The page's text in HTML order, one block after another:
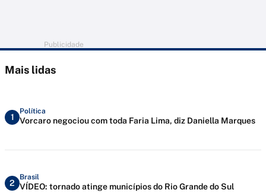
Publicidade
Mais lidas
1
Política
Vorcaro negociou com toda Faria Lima, diz Daniella Marques
2
Brasil
VÍDEO: tornado atinge municípios do Rio Grande do Sul